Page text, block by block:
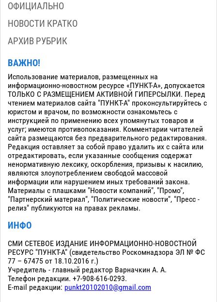
ОФИЦИАЛЬНО
НОВОСТИ КРАТКО
АРХИВ РУБРИК
ВАЖНО!
Использование материалов, размещенных на
информационно-новостном ресурсе «ПУНКТ-А», допускается
ТОЛЬКО С РАЗМЕЩЕНИЕМ АКТИВНОЙ ГИПЕРСЫЛКИ. Перед
чтением материалов сайта "ПУНКТ-А" проконсультируйтесь с
юристом и врачом, по возможности ознакомьтесь с
инструкцией по применению всех упомянутых товаров и
услуг; имеются противопоказания. Комментарии читателей
сайта размещаются без предварительного редактирования.
Редакция оставляет за собой право удалить их с сайта или
отредактировать, если указанные сообщения содержат
ненормативную лексику, оскорбления, призывы к насилию,
являются злоупотреблением свободой массовой
информации или нарушением иных требований закона.
Материалы с плашками "Новости компаний", "Промо",
"Партнерский материал", "Политические новости", "Пресс -
релиз" публикуются на правах рекламы.
ИНФО
СМИ СЕТЕВОЕ ИЗДАНИЕ ИНФОРМАЦИОННО-НОВОСТНОЙ
РЕСУРС "ПУНКТ-А" (свидетельство Роскомнадзора ЭЛ № ФС
77 – 67475 от 18.10.2016 г.)
Учредитель - главный редактор Варначкин А. А.
Телефон редакции. +7-908-616-0293.
E-mail редакции: punkt20102010@gmail.com